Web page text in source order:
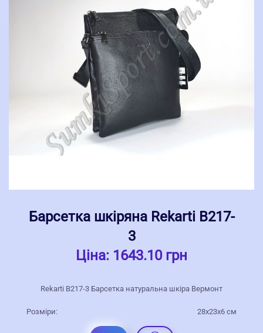
Барсетка шкіряна Rekarti В217-
3
Ціна: 1643.10 грн
Rekarti В217-3 Барсетка натуральна шкіра Вермонт
Розміри: 28х23х6 см